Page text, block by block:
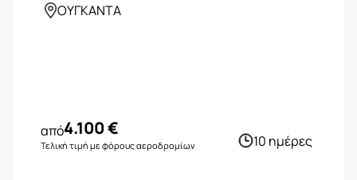
ΟΥΓΚΑΝΤΑ
10 ημέρες
από4.100€
Τελική τιμή με φόρους αεροδρομίων